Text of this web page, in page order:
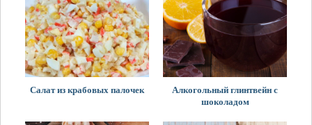
Салат из крабовых палочек
Алкогольный глинтвейн с
шоколадом